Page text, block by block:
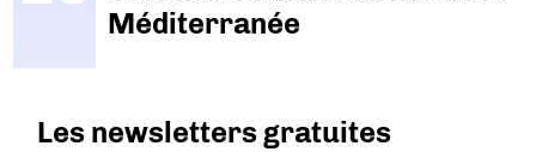
Méditerranée
Les newsletters gratuites